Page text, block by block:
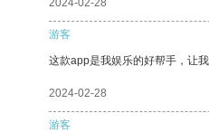
2024-02-28
游客
这款app是我娱乐的好帮手，让
2024-02-28
游客